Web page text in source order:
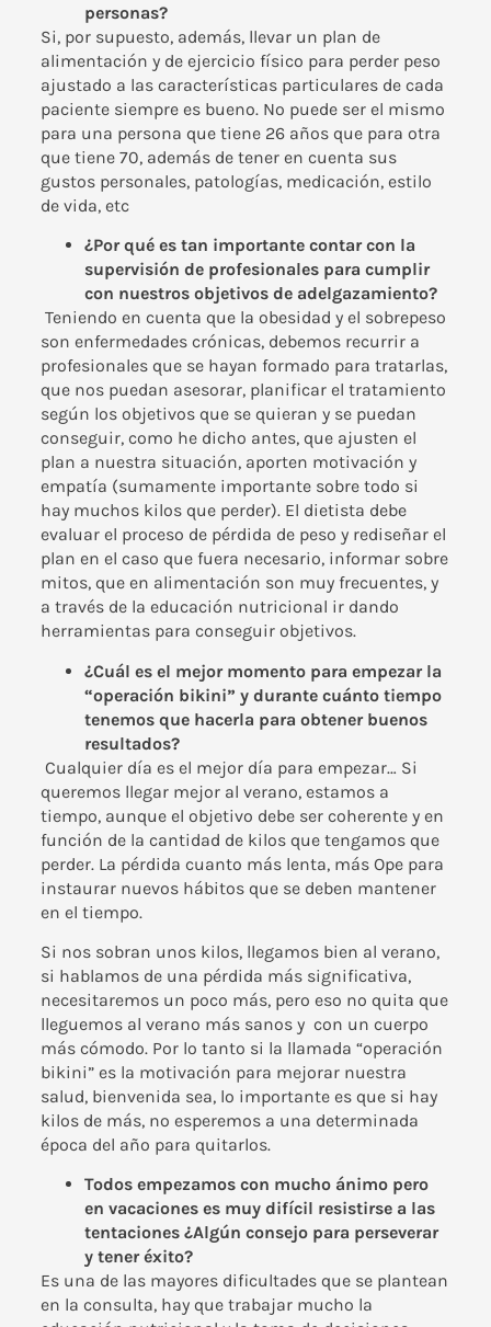
personas?
Si, por supuesto, además, llevar un plan de
alimentación y de ejercicio físico para perder peso
ajustado a las características particulares de cada
paciente siempre es bueno. No puede ser el mismo
para una persona que tiene 26 años que para otra
que tiene 70, además de tener en cuenta sus
gustos personales, patologías, medicación, estilo
de vida, etc
¿Por qué es tan importante contar con la
supervisión de profesionales para cumplir
con nuestros objetivos de adelgazamiento?
Teniendo en cuenta que la obesidad y el sobrepeso
son enfermedades crónicas, debemos recurrir a
profesionales que se hayan formado para tratarlas,
que nos puedan asesorar, planificar el tratamiento
según los objetivos que se quieran y se puedan
conseguir, como he dicho antes, que ajusten el
plan a nuestra situación, aporten motivación y
empatía (sumamente importante sobre todo si
hay muchos kilos que perder). El dietista debe
evaluar el proceso de pérdida de peso y rediseñar el
plan en el caso que fuera necesario, informar sobre
mitos, que en alimentación son muy frecuentes, y
a través de la educación nutricional ir dando
herramientas para conseguir objetivos.
¿Cuál es el mejor momento para empezar la
“operación bikini” y durante cuánto tiempo
tenemos que hacerla para obtener buenos
resultados?
Cualquier día es el mejor día para empezar… Si
queremos llegar mejor al verano, estamos a
tiempo, aunque el objetivo debe ser coherente y en
función de la cantidad de kilos que tengamos que
perder. La pérdida cuanto más lenta, más Ope para
instaurar nuevos hábitos que se deben mantener
en el tiempo.
Si nos sobran unos kilos, llegamos bien al verano,
si hablamos de una pérdida más significativa,
necesitaremos un poco más, pero eso no quita que
lleguemos al verano más sanos y con un cuerpo
más cómodo. Por lo tanto si la llamada “operación
bikini” es la motivación para mejorar nuestra
salud, bienvenida sea, lo importante es que si hay
kilos de más, no esperemos a una determinada
época del año para quitarlos.
Todos empezamos con mucho ánimo pero
en vacaciones es muy difícil resistirse a las
tentaciones ¿Algún consejo para perseverar
y tener éxito?
Es una de las mayores dificultades que se plantean
en la consulta, hay que trabajar mucho la